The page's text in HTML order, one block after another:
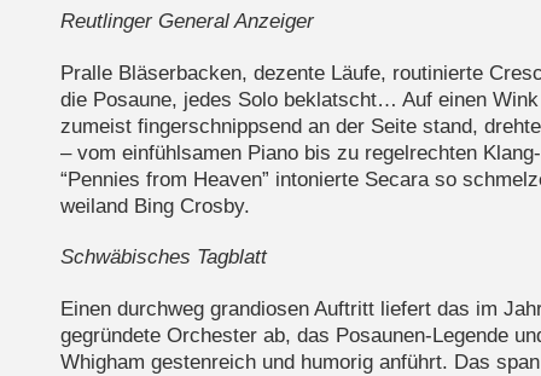
Reutlinger General Anzeiger
Pralle Bläserbacken, dezente Läufe, routinierte
die Posaune, jedes Solo beklatscht… Auf einen
zumeist fingerschnippsend an der Seite stand,
– vom einfühlsamen Piano bis zu regelrechten
“Pennies from Heaven” intonierte Secara so
weiland Bing Crosby.
Schwäbisches Tagblatt
Einen durchweg grandiosen Auftritt liefert das im
gegründete Orchester ab, das Posaunen-Legende
Whigham gestenreich und humorig anführt. Das